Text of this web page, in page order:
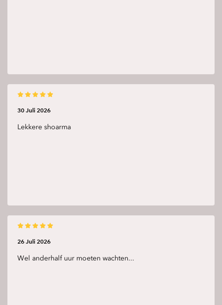
30 Juli 2026
Lekkere shoarma
26 Juli 2026
Wel anderhalf uur moeten wachten...